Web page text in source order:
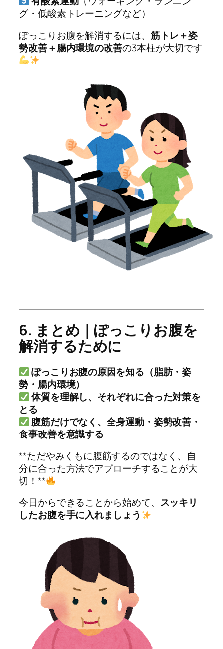
グ・低酸素トレーニングなど）
ぽっこりお腹を解消するには、 筋トレ＋姿
勢改善＋腸内環境の改善の3本柱が大切です
6. まとめ｜ぽっこりお腹を
解消するために
ぽっこりお腹の原因を知る（脂肪・姿
勢・腸内環境）
体質を理解し、それぞれに合った対策を
とる
腹筋だけでなく、全身運動・姿勢改善・
食事改善を意識する
**ただやみくもに腹筋するのではなく、自
分に合った方法でアプローチすることが大
切！**
今日からできることから始めて、 スッキリ
したお腹を手に入れましょう